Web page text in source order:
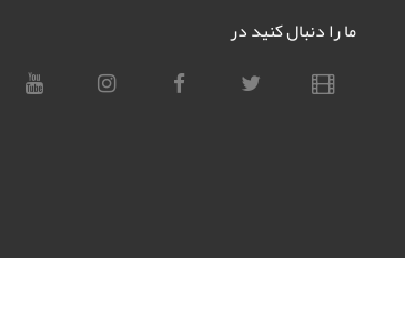
ما را دنبال کنید در